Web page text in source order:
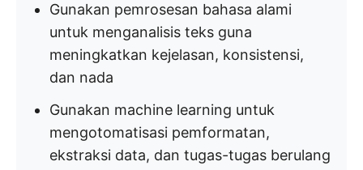
Gunakan pemrosesan bahasa alami
untuk menganalisis teks guna
meningkatkan kejelasan, konsistensi,
dan nada
Gunakan machine learning untuk
mengotomatisasi pemformatan,
ekstraksi data, dan tugas-tugas berulang